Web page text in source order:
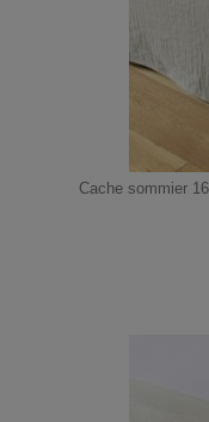
Cache sommier